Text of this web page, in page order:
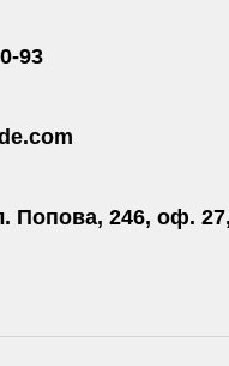
93
Попова, 246, оф.